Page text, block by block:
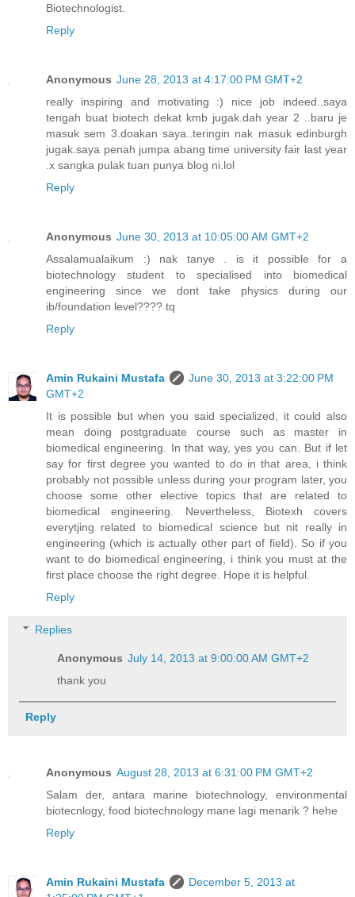
Biotechnologist.
Reply
Anonymous June 28, 2013 at 4:17:00 PM GMT+2
really inspiring and motivating :) nice job indeed..saya
tengah buat biotech dekat kmb jugak.dah year 2 ..baru je
masuk sem 3.doakan saya..teringin nak masuk edinburgh
jugak.saya penah jumpa abang time university fair last year
.x sangka pulak tuan punya blog ni.lol
Reply
Anonymous June 30, 2013 at 10:05:00 AM GMT+2
Assalamualaikum :) nak tanye . is it possible for a
biotechnology student to specialised into biomedical
engineering since we dont take physics during our
ib/foundation level???? tq
Reply
Amin Rukaini Mustafa
June 30, 2013 at 3:22:00 PM
GMT+2
It is possible but when you said specialized, it could also
mean doing postgraduate course such as master in
biomedical engineering. In that way, yes you can. But if let
say for first degree you wanted to do in that area, i think
probably not possible unless during your program later, you
choose some other elective topics that are related to
biomedical engineering. Nevertheless, Biotexh covers
everytjing related to biomedical science but nit really in
engineering (which is actually other part of field). So if you
want to do biomedical engineering, i think you must at the
first place choose the right degree. Hope it is helpful.
Reply
Replies
Anonymous July 14, 2013 at 9:00:00 AM GMT+2
thank you
Reply
Anonymous August 28, 2013 at 6:31:00 PM GMT+2
Salam der, antara marine biotechnology, environmental
biotecnlogy, food biotechnology mane lagi menarik ? hehe
Reply
Amin Rukaini Mustafa
December 5, 2013 at